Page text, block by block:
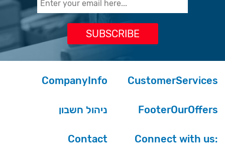
CompanyInfo CustomerServices
ניהול חשבון FooterOurOffers
Contact Connect with us: